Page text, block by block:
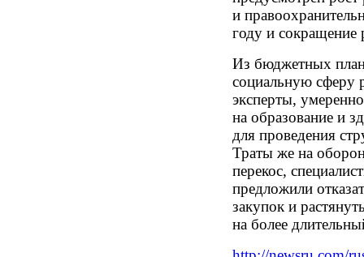
и
году и сокращение
Из бюджетных
социальную сферу
эксперты,
на образование и
для проведения
Траты же на
перекос,
предложили
закупок и
на более